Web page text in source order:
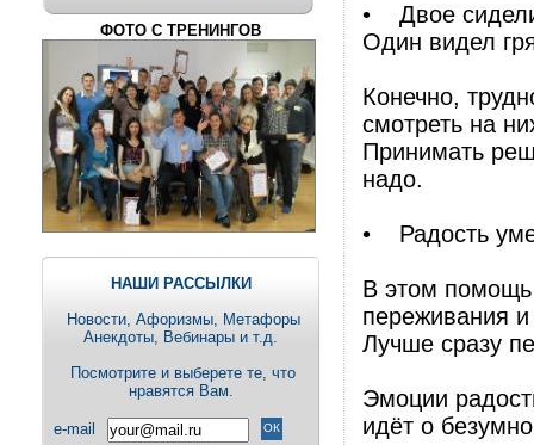
ФОТО С ТРЕНИНГОВ
НАШИ РАССЫЛКИ
Новости, Aфоризмы, Метафоры
Анекдоты, Вебинары и т.д.
Посмотрите и выберете те, что
нравятся Вам.
e-mail
• Двое сидели
Один видел
Конечно,
смотреть на
Принимать
надо.
• Радость
В этом помощь
переживания
Лучше сразу
Эмоции
идёт о